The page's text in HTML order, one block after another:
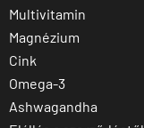
Multivitamin
Magnézium
Cink
Omega-3
Ashwagandha